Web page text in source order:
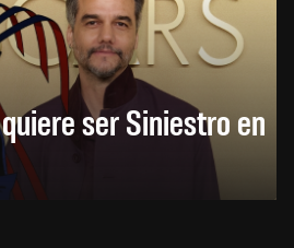
ser Siniestro en